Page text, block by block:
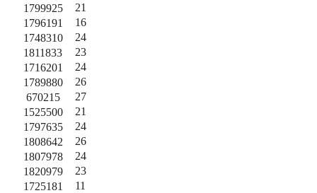
1799925
21
1796191
16
1748310
24
1811833
23
1716201
24
1789880
26
670215
27
1525500
21
1797635
24
1808642
26
1807978
24
1820979
23
1725181
11